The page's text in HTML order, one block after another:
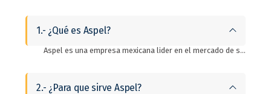
1.- ¿Qué es Aspel?
Aspel es una empresa mexicana lider en el mercado de software administrativo ERP. Es un si stema integral que automatiza los procesos contables y administrativos de las empresas.
2.- ¿Para que sirve Aspel?